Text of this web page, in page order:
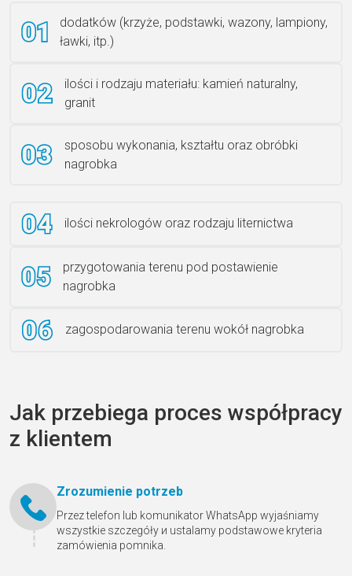
Ławka granitowa LG 12
dodatków (krzyże, podstawki, wazony, lampiony,
ławki, itp.)
ilości i rodzaju materiału: kamień naturalny,
granit
sposobu wykonania, kształtu oraz obróbki
nagrobka
ilości nekrologów oraz rodzaju liternictwa
przygotowania terenu pod postawienie
nagrobka
zagospodarowania terenu wokół nagrobka
Jak przebiega proces współpracy
z klientem
Zrozumienie potrzeb
Przez telefon lub komunikator WhatsApp wyjaśniamy
wszystkie szczegóły и ustalamy podstawowe kryteria
zamówienia pomnika.